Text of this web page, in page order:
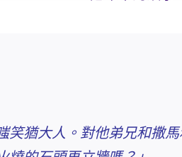
猶大人。對他弟兄和撒